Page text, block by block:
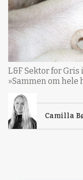
L&F Sektor for
»Sammen om hele
Camilla